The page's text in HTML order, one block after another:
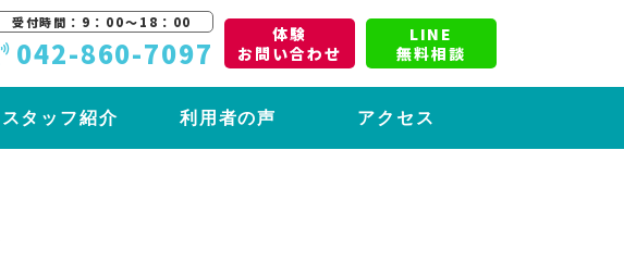
受付時間：9：00〜18：00
042-860-7097
体験
お問い合わせ
LINE
無料相談
スタッフ紹介 利用者の声 アクセス